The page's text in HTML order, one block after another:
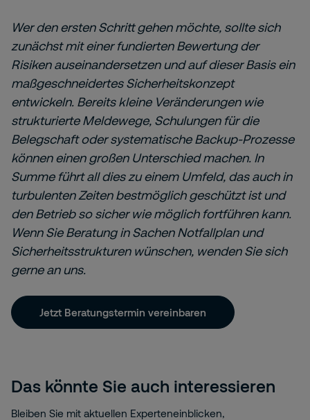
Wer den ersten Schritt gehen möchte, sollte sich
zunächst mit einer fundierten Bewertung der
Risiken auseinandersetzen und auf dieser Basis ein
maßgeschneidertes Sicherheitskonzept
entwickeln. Bereits kleine Veränderungen wie
strukturierte Meldewege, Schulungen für die
Belegschaft oder systematische Backup-Prozesse
können einen großen Unterschied machen. In
Summe führt all dies zu einem Umfeld, das auch in
turbulenten Zeiten bestmöglich geschützt ist und
den Betrieb so sicher wie möglich fortführen kann.
Wenn Sie Beratung in Sachen Notfallplan und
Sicherheitsstrukturen wünschen, wenden Sie sich
gerne an uns.
Jetzt Beratungstermin vereinbaren
Das könnte Sie auch interessieren
Bleiben Sie mit aktuellen Experteneinblicken,